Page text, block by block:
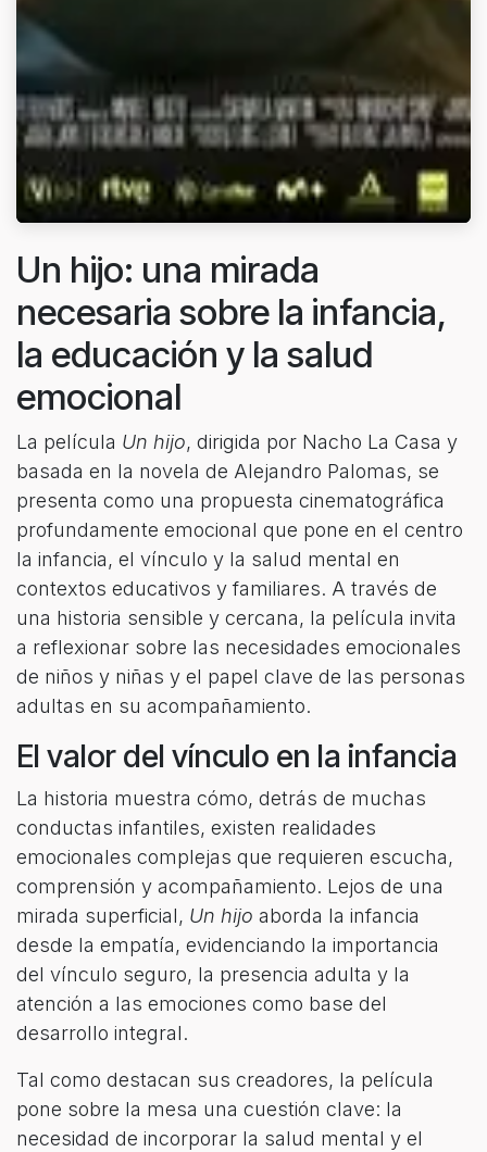
Un hijo: una mirada
necesaria sobre la infancia,
la educación y la salud
emocional
La película Un hijo, dirigida por Nacho La Casa y
basada en la novela de Alejandro Palomas, se
presenta como una propuesta cinematográfica
profundamente emocional que pone en el centro
la infancia, el vínculo y la salud mental en
contextos educativos y familiares. A través de
una historia sensible y cercana, la película invita
a reflexionar sobre las necesidades emocionales
de niños y niñas y el papel clave de las personas
adultas en su acompañamiento.
El valor del vínculo en la infancia
La historia muestra cómo, detrás de muchas
conductas infantiles, existen realidades
emocionales complejas que requieren escucha,
comprensión y acompañamiento. Lejos de una
mirada superficial, Un hijo aborda la infancia
desde la empatía, evidenciando la importancia
del vínculo seguro, la presencia adulta y la
atención a las emociones como base del
desarrollo integral.
Tal como destacan sus creadores, la película
pone sobre la mesa una cuestión clave: la
necesidad de incorporar la salud mental y el